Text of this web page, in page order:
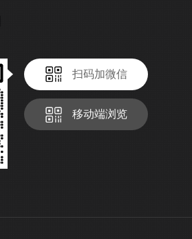
扫码加微信
移动端浏览